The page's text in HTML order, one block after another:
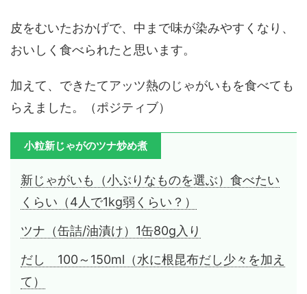
皮をむいたおかげで、中まで味が染みやすくなり、
おいしく食べられたと思います。
加えて、できたてアッツ熱のじゃがいもを食べても
らえました。（ポジティブ）
小粒新じゃがのツナ炒め煮
新じゃがいも（小ぶりなものを選ぶ）食べたい
くらい（4人で1kg弱くらい？）
ツナ（缶詰/油漬け）1缶80g入り
だし 100～150ml（水に根昆布だし少々を加え
て）